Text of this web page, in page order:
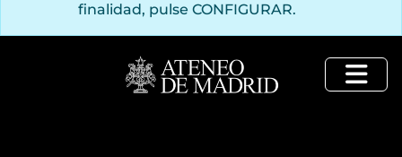
finalidad, pulse CONFIGURAR.